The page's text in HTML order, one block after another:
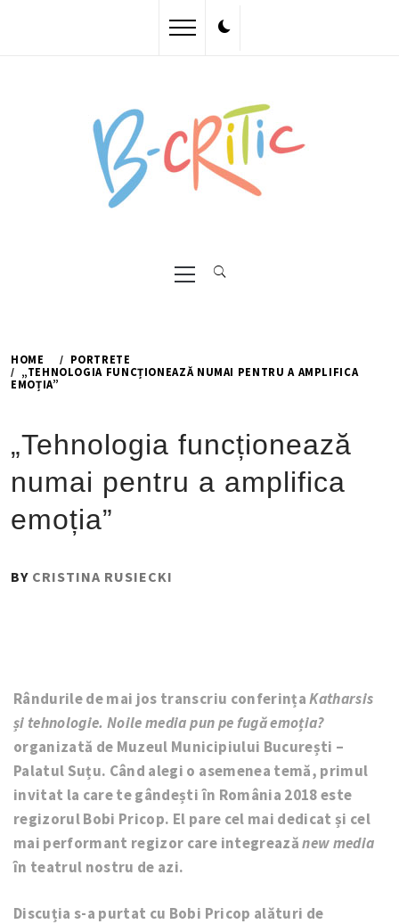
Primary
Menu
HOME
PORTRETE
„TEHNOLOGIA FUNCȚIONEAZĂ NUMAI PENTRU A AMPLIFICA
EMOȚIA”
„Tehnologia funcționează
numai pentru a amplifica
emoția”
PUBLISHED
2018
BY CRISTINA RUSIECKI
Rândurile de mai jos transcriu conferințaKatharsis
și tehnologie. Noile media pun pe fugă emoția?
organizată de Muzeul Municipiului București –
Palatul Suțu. Când alegi o asemenea temă, primul
invitat la care te gândești în România 2018 este
regizorul Bobi Pricop. El pare cel mai dedicat și cel
mai performant regizor care integreazănew media
în teatrul nostru de azi.
Discuția s-a purtat cu Bobi Pricop alături de